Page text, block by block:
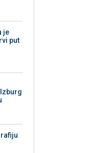
je
put